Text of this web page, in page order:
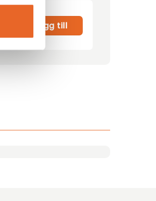
Lägg till